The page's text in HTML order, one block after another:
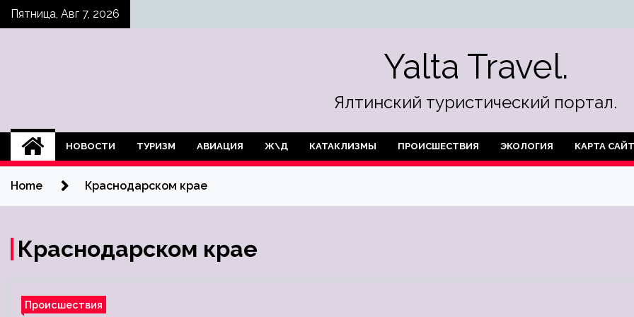
SkipПятница, Авг 7, 2026
Yalta Travel.
Ялтинский туристический портал.
НОВОСТИ ТУРИЗМ АВИАЦИЯ Ж\Д КАТАКЛИЗМЫ ПРОИСШЕСТВИЯ ЭКОЛОГИЯ КАРТА
Home Краснодарском крае
Краснодарском крае
Происшествия